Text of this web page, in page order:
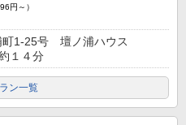
円～）
町1-25号 壇ノ浦ハウス
１４分
ン一覧